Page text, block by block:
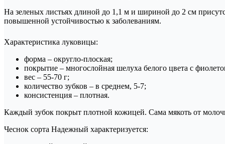
На зеленых листьях длиной до 1,1 м и шириной до 2 см
повышенной устойчивостью к заболеваниям.
Характеристика луковицы:
форма – округло-плоская;
покрытие – многослойная шелуха белого цвета с
вес – 55-70 г;
количество зубков – в среднем, 5-7;
консистенция – плотная.
Каждый зубок покрыт плотной кожицей. Сама мякоть от
Чеснок сорта Надежный характеризуется: